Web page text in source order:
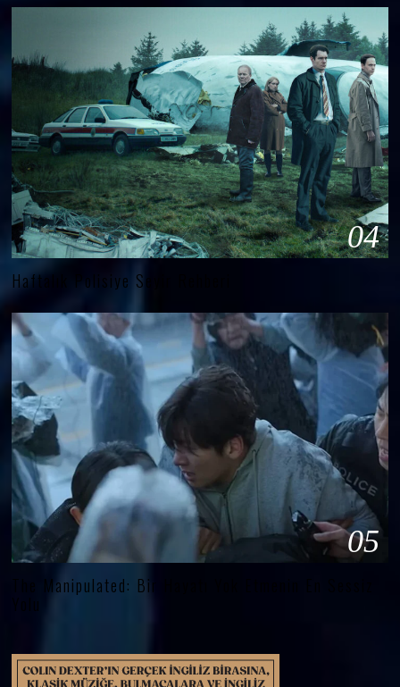
04
Haftalık Polisiye Seyir Rehberi
05
The Manipulated: Bir Hayatı Yok Etmenin En Sessiz